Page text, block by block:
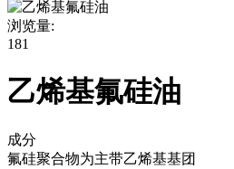
浏览量:
181
乙烯基氟硅油
成分
氟硅聚合物为主带乙烯基基团